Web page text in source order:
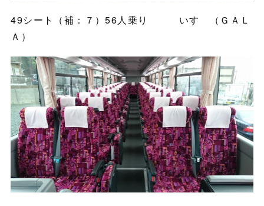
49シート（補：７）56人乗り いすゞ（ＧＡＬ
Ａ）